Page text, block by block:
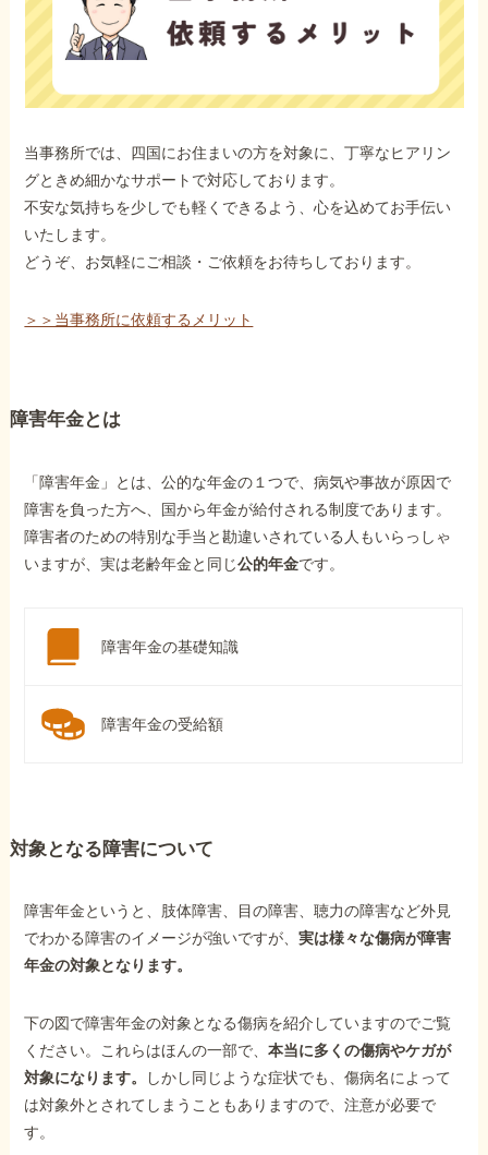
当事務所では、四国にお住まいの方を対象に、丁寧なヒアリン
グときめ細かなサポートで対応しております。
不安な気持ちを少しでも軽くできるよう、心を込めてお手伝い
いたします。
どうぞ、お気軽にご相談・ご依頼をお待ちしております。
＞＞当事務所に依頼するメリット
障害年金とは
「障害年金」とは、公的な年金の１つで、病気や事故が原因で
障害を負った方へ、国から年金が給付される制度であります。
障害者のための特別な手当と勘違いされている人もいらっしゃ
いますが、実は老齢年金と同じ公的年金です。
障害年金の基礎知識
障害年金の受給額
対象となる障害について
障害年金というと、肢体障害、目の障害、聴力の障害など外見
でわかる障害のイメージが強いですが、実は様々な傷病が障害
年金の対象となります。
下の図で障害年金の対象となる傷病を紹介していますのでご覧
ください。これらはほんの一部で、本当に多くの傷病やケガが
対象になります。
しかし同じような症状でも、傷病名によって
は対象外とされてしまうこともありますので、注意が必要で
す。